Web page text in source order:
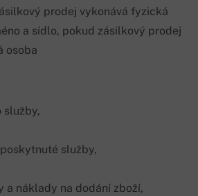
prodej vykonává fyzická
a sídlo, pokud zásilkový prodej
osoba
služby,
služby,
a náklady na dodání zboží,